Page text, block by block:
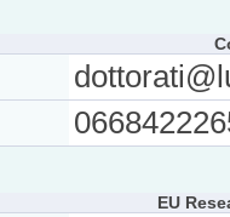
EU